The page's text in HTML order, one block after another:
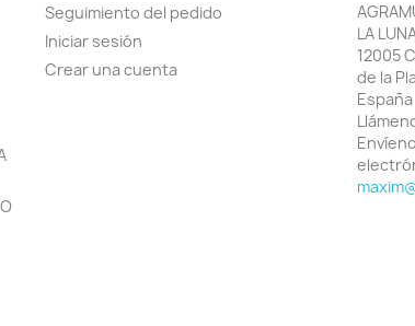
Seguimiento del pedido
Iniciar sesión
Crear una cuenta
LA
12005
de la
España